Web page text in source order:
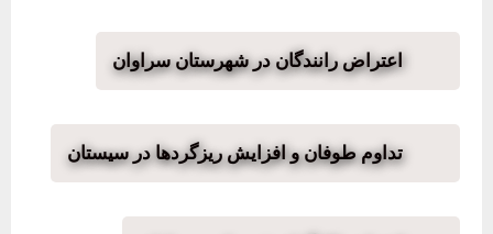
اعتراض رانندگان در شهرستان سراوان
تداوم طوفان و افزایش ریزگردها در سیستان